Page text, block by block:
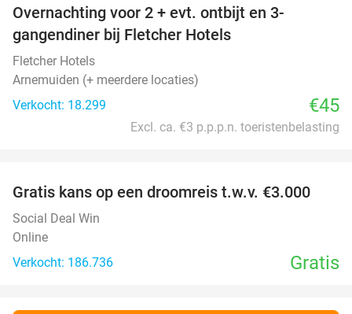
Overnachting voor 2 + evt. ontbijt en 3-
gangendiner bij Fletcher Hotels
Fletcher Hotels
Arnemuiden (+ meerdere locaties)
Verkocht: 18.299
€45
Excl. ca. €3 p.p.p.n. toeristenbelasting
Gratis kans op een droomreis t.w.v. €3.000
Social Deal Win
Online
Verkocht: 186.736
Gratis